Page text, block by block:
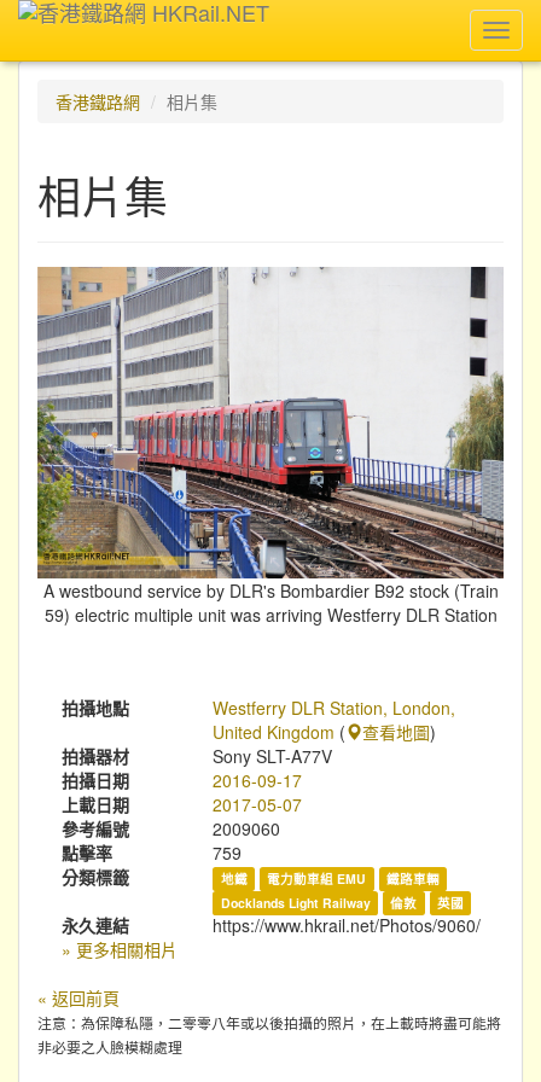
香港鐵路網
相片集
相片集
A westbound service by DLR's Bombardier B92 stock (Train
59) electric multiple unit was arriving Westferry DLR Station
拍攝地點
Westferry DLR Station, London,
United Kingdom ( 查看地圖)
拍攝器材
Sony SLT-A77V
拍攝日期
2016-09-17
上載日期
2017-05-07
參考編號
2009060
點擊率
759
分類標籤
地鐵 電力動車組 EMU
鐵路車輛
Docklands Light Railway
倫敦 英國
永久連結
https://www.hkrail.net/Photos/9060/
» 更多相關相片
« 返回前頁
注意：為保障私隱，二零零八年或以後拍攝的照片，在上載時將盡可能將
非必要之人臉模糊處理